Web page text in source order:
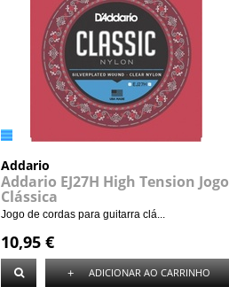
Addario
Addario EJ27H High Tension Jogo
Clássica
Jogo de cordas para guitarra clá...
10,95 €
+ ADICIONAR AO CARRINHO